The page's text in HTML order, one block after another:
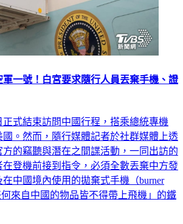
一號！白宮要求隨行人員丟棄手機、證
式結束訪問中國行程，搭乘總統專機
國。然而，隨行媒體記者於社群媒體上透
的竊聽與潛在之間諜活動，一同出訪的
在登機前接到指令，必須全數丟棄中方發
中國境內使用的拋棄式手機（burner
何來自中國的物品皆不得帶上飛機」的鐵